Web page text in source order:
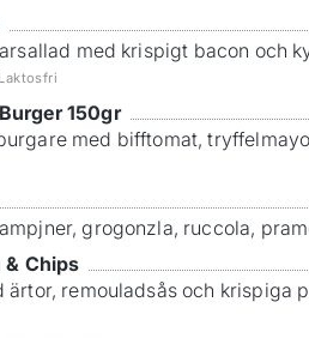
med krispigt bacon och
Laktosfri
150gr
med bifftomat,
grogonzla, ruccola,
& Chips
ärtor, remouladsås och krispiga